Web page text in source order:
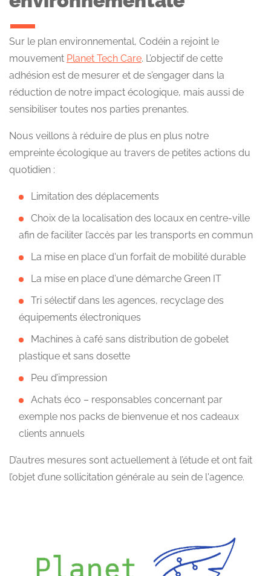
Sur le plan environnemental, Codéin a rejoint le
mouvement Planet Tech Care. L’objectif de cette
adhésion est de mesurer et de s’engager dans la
réduction de notre impact écologique, mais aussi de
sensibiliser toutes nos parties prenantes.
Nous veillons à réduire de plus en plus notre
empreinte écologique au travers de petites actions du
quotidien :
Limitation des déplacements
Choix de la localisation des locaux en centre-ville
afin de faciliter l’accès par les transports en commun
La mise en place d'un forfait de mobilité durable
La mise en place d'une démarche Green IT
Tri sélectif dans les agences, recyclage des
équipements électroniques
Machines à café sans distribution de gobelet
plastique et sans dosette
Peu d’impression
Achats éco – responsables concernant par
exemple nos packs de bienvenue et nos cadeaux
clients annuels
D’autres mesures sont actuellement à l’étude et ont fait
l’objet d’une sollicitation générale au sein de l'agence.